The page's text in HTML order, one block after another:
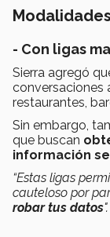
- Con ligas
Sierra agregó
conversaciones
restaurantes,
Sin embargo,
que buscan
información
“Estas ligas
cauteloso por
robar tus datos".